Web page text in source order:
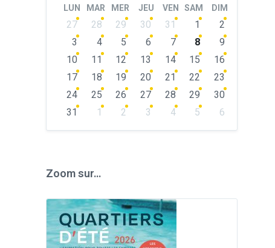
LUN MAR MER JEU VEN SAM DIM
Skip
calendar
days
27 28 29 30 31 1
2
3
4 5 6 7 8
9
10
11 12 13 14 15
16
17
18 19 20 21 22
23
24
25 26 27 28 29
30
31
1 2 3 4 5
6
Zoom sur…